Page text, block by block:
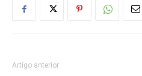
Artigo anterior